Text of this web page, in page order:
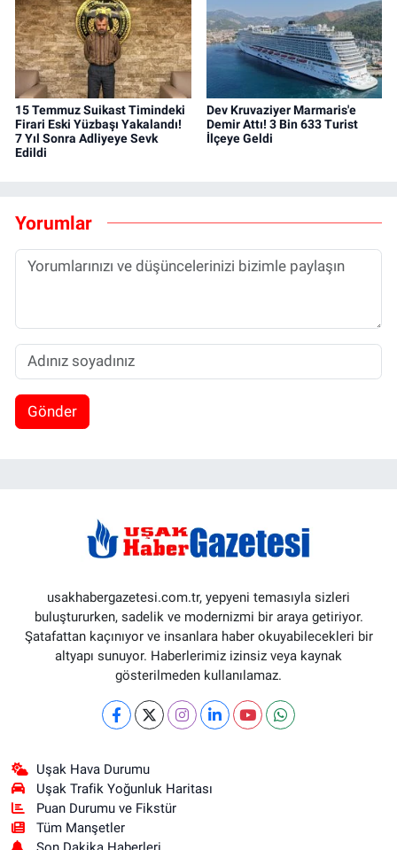
15 Temmuz Suikast Timindeki
Firari Eski Yüzbaşı Yakalandı!
7 Yıl Sonra Adliyeye Sevk
Edildi
Dev Kruvaziyer Marmaris'e
Demir Attı! 3 Bin 633 Turist
İlçeye Geldi
Yorumlar
Gönder
usakhabergazetesi.com.tr, yepyeni temasıyla sizleri
buluştururken, sadelik ve modernizmi bir araya getiriyor.
Şatafattan kaçınıyor ve insanlara haber okuyabilecekleri bir
altyapı sunuyor. Haberlerimiz izinsiz veya kaynak
gösterilmeden kullanılamaz.
Uşak Hava Durumu
Uşak Trafik Yoğunluk Haritası
Puan Durumu ve Fikstür
Tüm Manşetler